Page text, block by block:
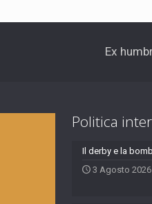
Ex
Politica
Il derby e la
3 Agosto 2026